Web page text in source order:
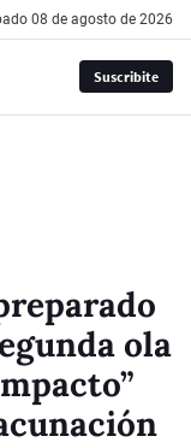
08 de agosto de 2026
Suscribite
ola